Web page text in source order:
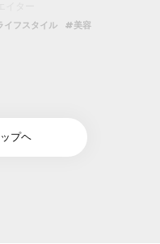
フスタイル #美容
プヘ